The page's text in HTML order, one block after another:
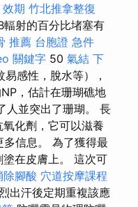
期 竹北推拿整復
射的百分比堵塞有
推薦 台胞證 急件
關鍵字 50 氣結 下
感性，脫水等），
，估計在珊瑚礁地
人並突出了珊瑚。 長
化劑，它可以滋養
信息。 為了獲得最
在皮膚上。 這次可
除腳酸 穴道按摩課程
出汗後定期重複該應